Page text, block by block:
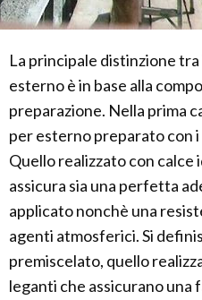
La principale distinzione
esterno è in base alla
preparazione. Nella prima
per esterno preparato con
Quello realizzato con calce
assicura sia una perfetta
applicato nonchè una
agenti atmosferici. Si
premiscelato, quello
leganti che assicurano una